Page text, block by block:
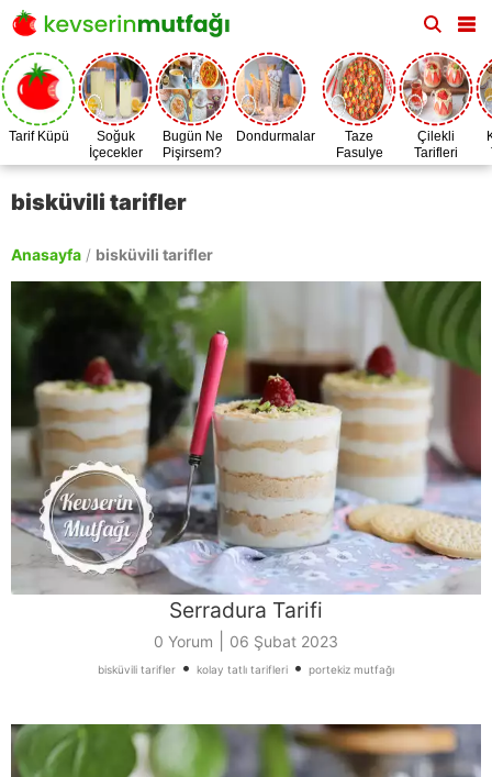
Tarif Küpü
Soğuk
İçecekler
Bugün Ne
Pişirsem?
Dondurmalar
Taze
Fasulye
Zamanı
Çilekli
Tarifleri
bisküvili tarifler
Anasayfa / bisküvili tarifler
Serradura Tarifi
0 Yorum 06 Şubat 2023
bisküvili tarifler • kolay tatlı tarifleri • portekiz mutfağı